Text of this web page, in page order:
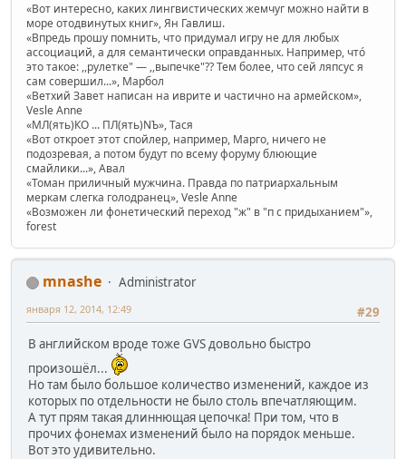
«Вот интересно, каких лингвистических жемчуг можно найти в
море отодвинутых книг», Ян Гавлиш.
«Впредь прошу помнить, что придумал игру не для любых
ассоциаций, а для семантически оправданных. Например, чтó
это такое: ,,рулетке" — ,,выпечке"?? Тем более, что сей ляпсус я
сам совершил...», Марбол
«Ветхий Завет написан на иврите и частично на армейском»,
Vesle Anne
«МЛ(ять)КО ... ПЛ(ять)NЪ», Тася
«Вот откроет этот спойлер, например, Марго, ничего не
подозревая, а потом будут по всему форуму блюющие
смайлики...», Авал
«Томан приличный мужчина. Правда по патриархальным
меркам слегка голодранец», Vesle Anne
«Возможен ли фонетический переход "ж" в "п с придыханием"»,
forest
mnashe
Administrator
#29
января 12, 2014, 12:49
В английском вроде тоже GVS довольно быстро
произошёл...
Но там было большое количество изменений, каждое из
которых по отдельности не было столь впечатляющим.
А тут прям такая длиннющая цепочка! При том, что в
прочих фонемах изменений было на порядок меньше.
Вот это удивительно.